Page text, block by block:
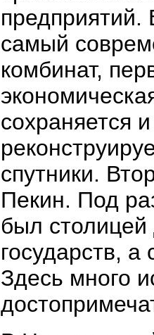
предприятий.
самый
комбинат,
сохраняется
спутники.
Пекин. Под
был столицей
государств,
Здесь много